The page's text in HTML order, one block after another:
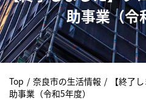
助事業（令
Top / 奈良市の生活情報 /
【終了
助事業（令和5年度）